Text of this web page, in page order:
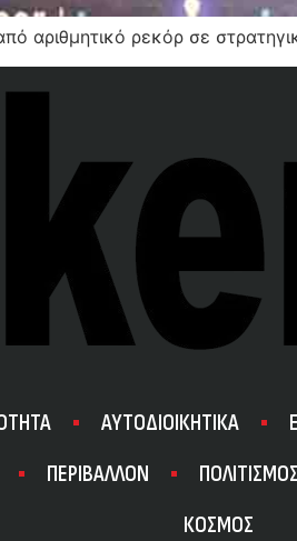
αριθμητικό ρεκόρ σε
ΑΥΤΟΔΙΟΙΚΗΤΙΚΑ
ΠΕΡΙΒΑΛΛΟΝ
ΚΟΣΜΟΣ